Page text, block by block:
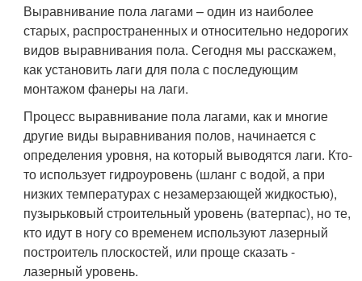
Выравнивание пола лагами – один из наиболее
старых, распространенных и относительно недорогих
видов выравнивания пола. Сегодня мы расскажем,
как установить лаги для пола с последующим
монтажом фанеры на лаги.
Процесс выравнивание пола лагами, как и многие
другие виды выравнивания полов, начинается с
определения уровня, на который выводятся лаги. Кто-
то использует гидроуровень (шланг с водой, а при
низких температурах с незамерзающей жидкостью),
пузырьковый строительный уровень (ватерпас), но те,
кто идут в ногу со временем используют лазерный
построитель плоскостей, или проще сказать -
лазерный уровень.